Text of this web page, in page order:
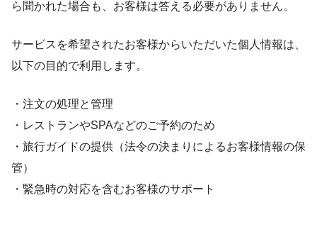
ら聞かれた場合も、お客様は答える必要がありません。
サービスを希望されたお客様からいただいた個人情報は、
以下の目的で利用します。
・注文の処理と管理
・レストランやSPAなどのご予約のため
・旅行ガイドの提供（法令の決まりによるお客様情報の保
管）
・緊急時の対応を含むお客様のサポート